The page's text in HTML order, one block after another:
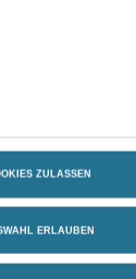
ZULASSEN
ERLAUBEN
Bitte